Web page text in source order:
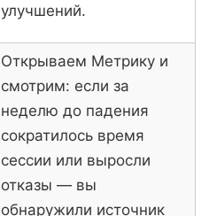
улучшений.
Открываем Метрику и
смотрим: если за
неделю до падения
сократилось время
сессии или выросли
отказы — вы
обнаружили источник